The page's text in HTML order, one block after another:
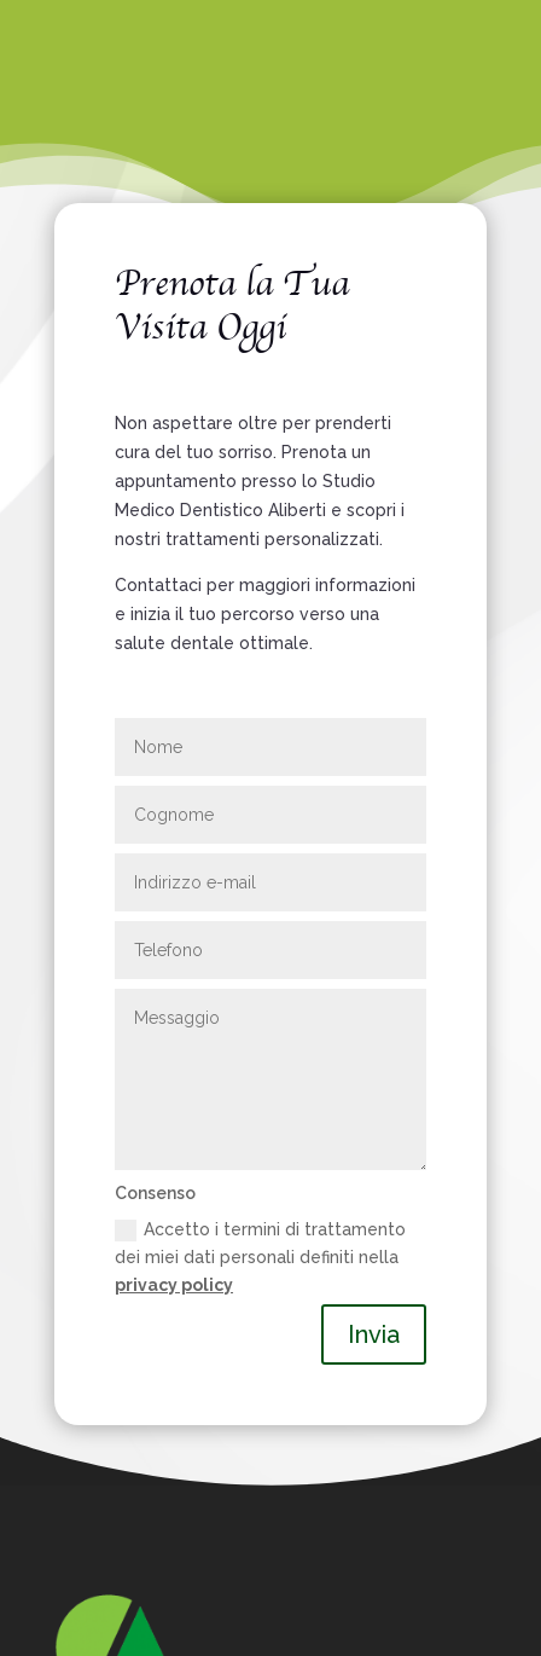
Prenota la Tua
Visita Oggi
Non aspettare oltre per prenderti
cura del tuo sorriso. Prenota un
appuntamento presso lo Studio
Medico Dentistico Aliberti e scopri i
nostri trattamenti personalizzati.
Contattaci per maggiori informazioni
e inizia il tuo percorso verso una
salute dentale ottimale.
Consenso
Accetto i termini di trattamento
dei miei dati personali definiti nella
privacy policy
Invia